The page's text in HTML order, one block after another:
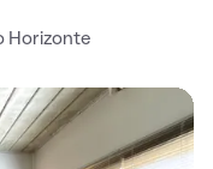
Horizonte